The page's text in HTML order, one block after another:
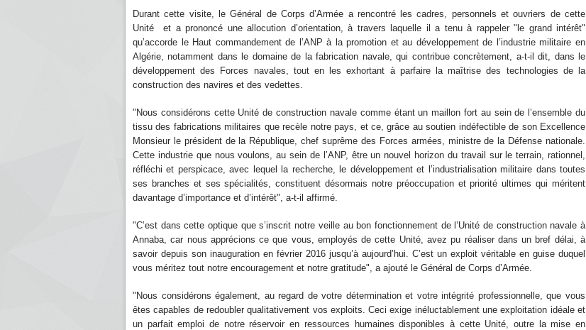
Durant cette visite, le Général de Corps d’Armée a rencontré les cadres, personnels et ouvriers de cette
Unité et a prononcé une allocution d’orientation, à travers laquelle il a tenu à rappeler "le grand intérêt"
qu’accorde le Haut commandement de l’ANP à la promotion et au développement de l’industrie militaire en
Algérie, notamment dans le domaine de la fabrication navale, qui contribue concrètement, a-t-il dit, dans le
développement des Forces navales, tout en les exhortant à parfaire la maîtrise des technologies de la
construction des navires et des vedettes.
"Nous considérons cette Unité de construction navale comme étant un maillon fort au sein de l’ensemble du
tissu des fabrications militaires que recèle notre pays, et ce, grâce au soutien indéfectible de son Excellence
Monsieur le président de la République, chef suprême des Forces armées, ministre de la Défense nationale.
Cette industrie que nous voulons, au sein de l’ANP, être un nouvel horizon du travail sur le terrain, rationnel,
réfléchi et perspicace, avec lequel la recherche, le développement et l’industrialisation militaire dans toutes
ses branches et ses spécialités, constituent désormais notre préoccupation et priorité ultimes qui méritent
davantage d’importance et d’intérêt", a-t-il affirmé.
"C’est dans cette optique que s’inscrit notre veille au bon fonctionnement de l’Unité de construction navale à
Annaba, car nous apprécions ce que vous, employés de cette Unité, avez pu réaliser dans un bref délai, à
savoir depuis son inauguration en février 2016 jusqu’à aujourd’hui. C’est un exploit véritable en guise duquel
vous méritez tout notre encouragement et notre gratitude", a ajouté le Général de Corps d’Armée.
"Nous considérons également, au regard de votre détermination et votre intégrité professionnelle, que vous
êtes capables de redoubler qualitativement vos exploits. Ceci exige inéluctablement une exploitation idéale et
un parfait emploi de notre réservoir en ressources humaines disponibles à cette Unité, outre la mise en